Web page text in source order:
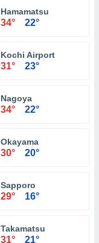
Hamamatsu
34° 22°
Kochi Airport
31° 23°
Nagoya
34° 22°
Okayama
30° 20°
Sapporo
29° 16°
Takamatsu
31° 21°